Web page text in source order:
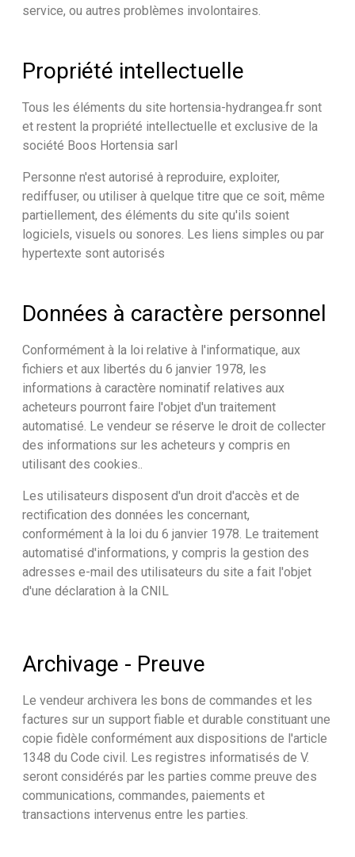
service, ou autres problèmes involontaires.
Propriété intellectuelle
Tous les éléments du site hortensia-hydrangea.fr sont
et restent la propriété intellectuelle et exclusive de la
société Boos Hortensia sarl
Personne n'est autorisé à reproduire, exploiter,
rediffuser, ou utiliser à quelque titre que ce soit, même
partiellement, des éléments du site qu'ils soient
logiciels, visuels ou sonores. Les liens simples ou par
hypertexte sont autorisés
Données à caractère personnel
Conformément à la loi relative à l'informatique, aux
fichiers et aux libertés du 6 janvier 1978, les
informations à caractère nominatif relatives aux
acheteurs pourront faire l'objet d'un traitement
automatisé. Le vendeur se réserve le droit de collecter
des informations sur les acheteurs y compris en
utilisant des cookies..
Les utilisateurs disposent d'un droit d'accès et de
rectification des données les concernant,
conformément à la loi du 6 janvier 1978. Le traitement
automatisé d'informations, y compris la gestion des
adresses e-mail des utilisateurs du site a fait l'objet
d'une déclaration à la CNIL
Archivage - Preuve
Le vendeur archivera les bons de commandes et les
factures sur un support fiable et durable constituant une
copie fidèle conformément aux dispositions de l'article
1348 du Code civil. Les registres informatisés de V.
seront considérés par les parties comme preuve des
communications, commandes, paiements et
transactions intervenus entre les parties.